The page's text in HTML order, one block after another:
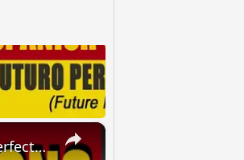
×
SPANISH CONJUGATIONS: Present Perfect Progressive (Presente Perfecto Progresivo)